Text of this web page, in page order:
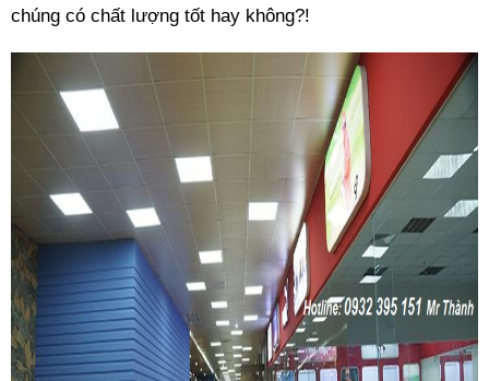
chúng có chất lượng tốt hay không?!